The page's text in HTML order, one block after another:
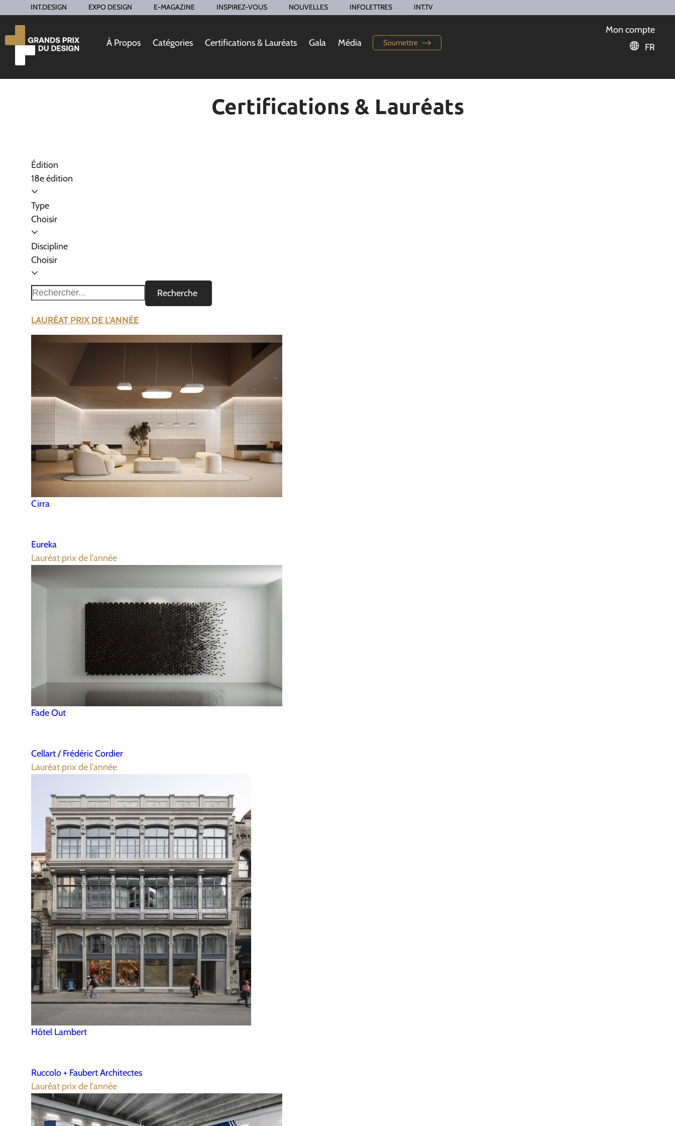
INT.DESIGN EXPO DESIGN E-MAGAZINE INSPIREZ-VOUS NOUVELLES INFOLETTRES INT.TV
À Propos Catégories Certifications & Lauréats Gala Média Soumettre
Mon compte
FR
Certifications & Lauréats
Édition
18e édition
Type
Choisir
Discipline
Choisir
Recherche
LAURÉAT PRIX DE L'ANNÉE
Cirra
Eureka
Lauréat prix de l'année
Fade Out
Cellart / Frédéric Cordier
Lauréat prix de l'année
Hôtel Lambert
Ruccolo + Faubert Architectes
Lauréat prix de l'année